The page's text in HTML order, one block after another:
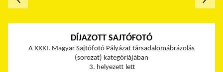
DÍJAZOTT SAJTÓFOTÓ
A XXXI. Magyar Sajtófotó Pályázat társadalomábrázolás
(sorozat) kategóriájában
3. helyezett lett